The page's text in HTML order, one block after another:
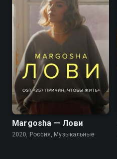
Margosha — Лови
2020, Россия, Музыкальные